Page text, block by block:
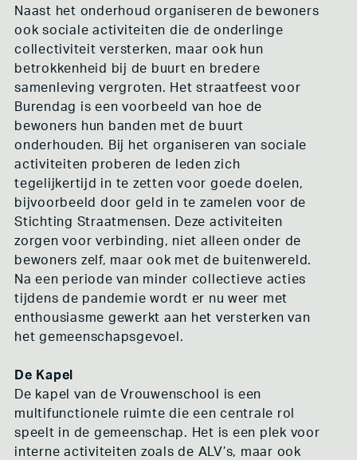
Naast het onderhoud organiseren de bewoners
ook sociale activiteiten die de onderlinge
collectiviteit versterken, maar ook hun
betrokkenheid bij de buurt en bredere
samenleving vergroten. Het straatfeest voor
Burendag is een voorbeeld van hoe de
bewoners hun banden met de buurt
onderhouden. Bij het organiseren van sociale
activiteiten proberen de leden zich
tegelijkertijd in te zetten voor goede doelen,
bijvoorbeeld door geld in te zamelen voor de
Stichting Straatmensen. Deze activiteiten
zorgen voor verbinding, niet alleen onder de
bewoners zelf, maar ook met de buitenwereld.
Na een periode van minder collectieve acties
tijdens de pandemie wordt er nu weer met
enthousiasme gewerkt aan het versterken van
het gemeenschapsgevoel.
De Kapel
De kapel van de Vrouwenschool is een
multifunctionele ruimte die een centrale rol
speelt in de gemeenschap. Het is een plek voor
interne activiteiten zoals de ALV’s, maar ook